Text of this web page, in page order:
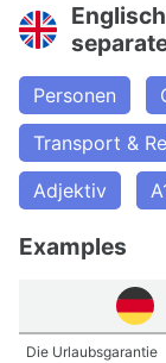
Personen
Transport &
Adjektiv
Examples
Die Urlaubsgarantie